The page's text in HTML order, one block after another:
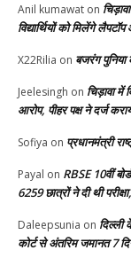
Anil kumawat on
विद्यार्थियों को मिलेंगे
X22Rilia on बजरंग पुनिया
Jeelesingh on चिड़ावा में
आरोप, पीहर पक्ष ने दर्ज
Sofiya on प्रधानमंत्री
Payal on RBSE 10वीं
6259 छात्रों ने दी थी
Daleepsunia on दिल्ली
कोर्ट से अंतरिम जमानत 7